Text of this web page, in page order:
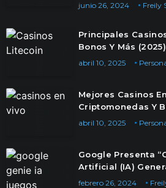
Freily
junio 26, 2024
Principales
Bonos Y Más (2025)
abril 10, 2025
Mejores Casinos
Criptomonedas Y
abril 10, 2025
Google Presenta
Artificial (IA)
febrero 26, 2024